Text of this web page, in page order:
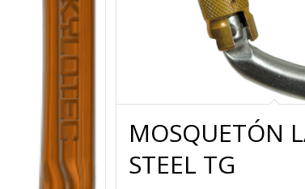
MOSQUETÓN
STEEL TG